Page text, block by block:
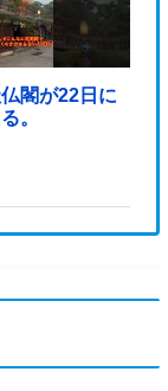
閣が22日に
。